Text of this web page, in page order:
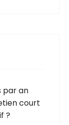
par an
court
?